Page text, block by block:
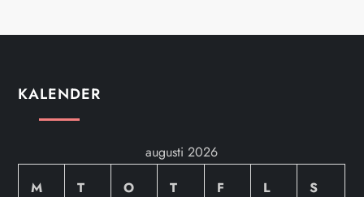
KALENDER
augusti 2026
M
T O T F L S